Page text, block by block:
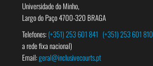
Universidade do Minho,
Largo do Paço 4700-320 BRAGA
Telefones:(+351) 253 601 841 (+351) 253 601 810
a rede fixa nacional)
Email:geral@inclusivecourts.pt